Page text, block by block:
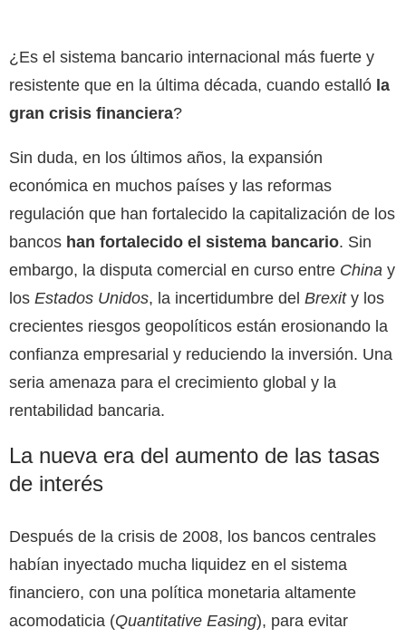
¿Es el sistema bancario internacional más fuerte y
resistente que en la última década, cuando estalló la
gran crisis financiera?
Sin duda, en los últimos años, la expansión
económica en muchos países y las reformas
regulación que han fortalecido la capitalización de los
bancos han fortalecido el sistema bancario. Sin
embargo, la disputa comercial en curso entre China y
los Estados Unidos, la incertidumbre del Brexity los
crecientes riesgos geopolíticos están erosionando la
confianza empresarial y reduciendo la inversión. Una
seria amenaza para el crecimiento global y la
rentabilidad bancaria.
La nueva era del aumento de las tasas
de interés
Después de la crisis de 2008, los bancos centrales
habían inyectado mucha liquidez en el sistema
financiero, con una política monetaria altamente
acomodaticia (Quantitative Easing), para evitar